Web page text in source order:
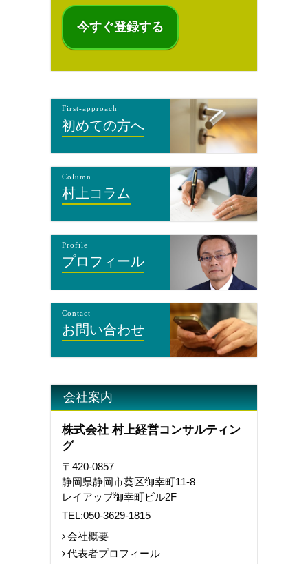
First-approach
初めての方へ
Column
村上コラム
Profile
プロフィール
Contact
お問い合わせ
会社案内
株式会社 村上経営コンサルティン
グ
〒420-0857
静岡県静岡市葵区御幸町11-8
レイアップ御幸町ビル2F
TEL:050-3629-1815
会社概要
代表者プロフィール